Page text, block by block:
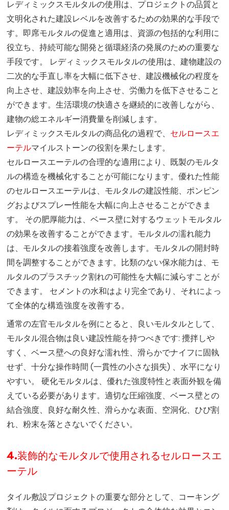
レディミックスモルタルの使用は、プロジェクトの品質と
文明化された建設レベルを改善するための効果的な手段で
す。即席モルタルの促進と適用は、資源の包括的な利用に
役立ち、持続可能な開発と循環経済の発展のための重要な
手段です。 レディミックスモルタルの使用は、建物建設の
二次的な手直し率を大幅に低下させ、建設機械化の程度を
向上させ、建設効率を向上させ、労働力を低下させること
ができます。生活環境の快適さを継続的に改善しながら、
建物の総エネルギー消費量を削減します。
レディミックスモルタルの商品化の過程で、 セルロースエ
ーテルマイルストーンの役割を果たします。
セルロースエーテルの合理的な適用により、既製のモルタ
ルの構造を機械化することが可能になります。優れた性能
のセルロースエーテルは、モルタルの建設性能、ポンピン
グおよびスプレー性能を大幅に向上させることができま
す。 その肥厚能力は、ベース壁に対するウェットモルタル
の効果を改善することができます。モルタルの濡れ能力
は、モルタルの接着強度を改善します。モルタルの開封時
間を調整することができます。比類のない保水能力は、モ
ルタルのプラスチック割れの可能性を大幅に減らすことが
できます。 セメントの水和はより完全であり、それによっ
て全体的な構造強度を改善する。
通常の左官モルタルを例にとると、良いモルタルとして、
モルタル混合物は良い建設性能を持つべきです: 攪拌しや
すく、ベース壁への良好な濡れ性、滑らかでナイフに固執
せず、十分な操作時間 (一貫性の小さな損失) 、水平になり
やすい。 硬化モルタルは、優れた強度特性と表面外観を備
えている必要があります。適切な圧縮強度、ベース壁との
結合強度、良好な耐久性、滑らかな表面、空洞化、ひび割
れ、粉末を落とさないでください。
4.装飾的なモルタルで使用されるセルロースエ
ーテル
タイル敷設プロジェクトの重要な部分として、コーキング